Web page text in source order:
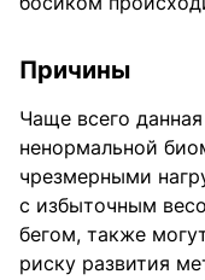
Причины
Чаще всего
ненормальной
чрезмерными
с избыточным
бегом, также
риску развития